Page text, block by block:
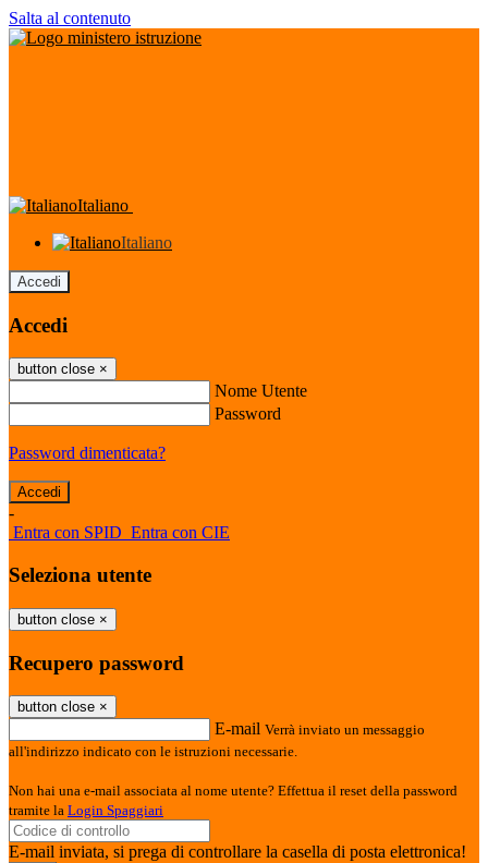
Salta al contenuto
Italiano
Italiano
Accedi
Accedi
button close ×
Nome Utente
Password
Password dimenticata?
-
Entra con SPID Entra con CIE
Seleziona utente
button close ×
Recupero password
button close ×
E-mail Verrà inviato un messaggio
all'indirizzo indicato con le istruzioni necessarie.
Non hai una e-mail associata al nome utente? Effettua il reset della password
tramite la Login Spaggiari
E-mail inviata, si prega di controllare la casella di posta elettronica!